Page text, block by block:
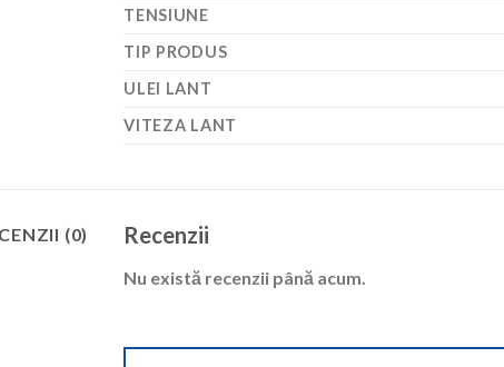
TENSIUNE
TIP PRODUS
ULEI LANT
VITEZA LANT
(0) Recenzii
Nu există recenzii până acum.